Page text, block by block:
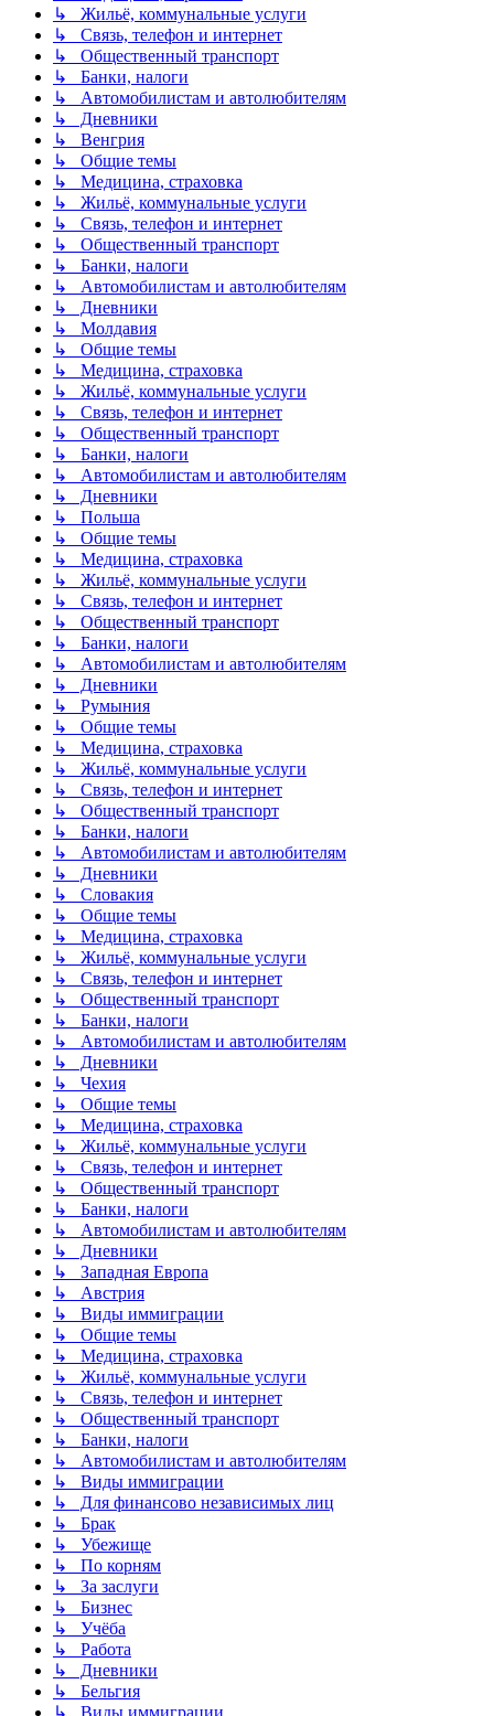
↳ Жильё, коммунальные услуги
↳ Связь, телефон и интернет
↳ Общественный транспорт
↳ Банки, налоги
↳ Автомобилистам и автолюбителям
↳ Дневники
↳ Венгрия
↳ Общие темы
↳ Медицина, страховка
↳ Жильё, коммунальные услуги
↳ Связь, телефон и интернет
↳ Общественный транспорт
↳ Банки, налоги
↳ Автомобилистам и автолюбителям
↳ Дневники
↳ Молдавия
↳ Общие темы
↳ Медицина, страховка
↳ Жильё, коммунальные услуги
↳ Связь, телефон и интернет
↳ Общественный транспорт
↳ Банки, налоги
↳ Автомобилистам и автолюбителям
↳ Дневники
↳ Польша
↳ Общие темы
↳ Медицина, страховка
↳ Жильё, коммунальные услуги
↳ Связь, телефон и интернет
↳ Общественный транспорт
↳ Банки, налоги
↳ Автомобилистам и автолюбителям
↳ Дневники
↳ Румыния
↳ Общие темы
↳ Медицина, страховка
↳ Жильё, коммунальные услуги
↳ Связь, телефон и интернет
↳ Общественный транспорт
↳ Банки, налоги
↳ Автомобилистам и автолюбителям
↳ Дневники
↳ Словакия
↳ Общие темы
↳ Медицина, страховка
↳ Жильё, коммунальные услуги
↳ Связь, телефон и интернет
↳ Общественный транспорт
↳ Банки, налоги
↳ Автомобилистам и автолюбителям
↳ Дневники
↳ Чехия
↳ Общие темы
↳ Медицина, страховка
↳ Жильё, коммунальные услуги
↳ Связь, телефон и интернет
↳ Общественный транспорт
↳ Банки, налоги
↳ Автомобилистам и автолюбителям
↳ Дневники
↳ Западная Европа
↳ Австрия
↳ Виды иммиграции
↳ Общие темы
↳ Медицина, страховка
↳ Жильё, коммунальные услуги
↳ Связь, телефон и интернет
↳ Общественный транспорт
↳ Банки, налоги
↳ Автомобилистам и автолюбителям
↳ Виды иммиграции
↳ Для финансово независимых лиц
↳ Брак
↳ Убежище
↳ По корням
↳ За заслуги
↳ Бизнес
↳ Учёба
↳ Работа
↳ Дневники
↳ Бельгия
↳ Виды иммиграции